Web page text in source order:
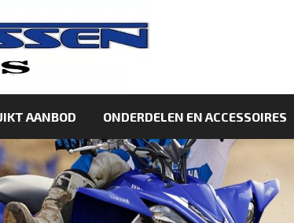
AANBOD ONDERDELEN EN ACCESSOIRES